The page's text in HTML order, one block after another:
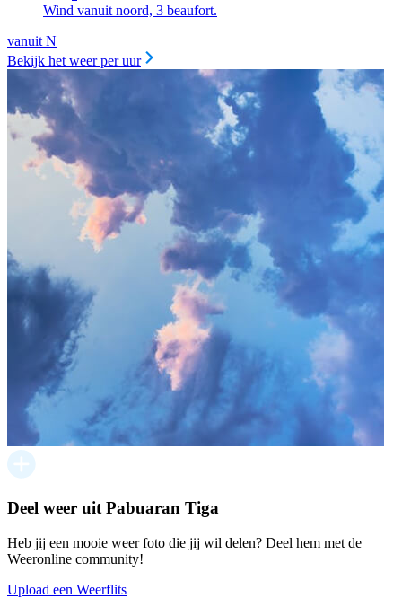
Wind vanuit noord, 3 beaufort.
vanuit N
Bekijk het weer per uur
Deel weer uit Pabuaran Tiga
Heb jij een mooie weer foto die jij wil delen? Deel hem met de
Weeronline community!
Upload een Weerflits